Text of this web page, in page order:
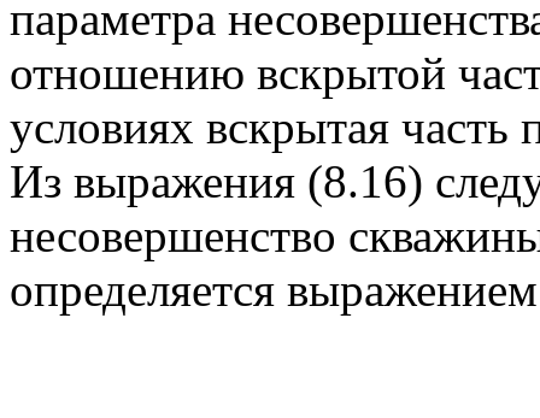
параметра
отношению вскрытой
условиях вскрытая часть
Из выражения (8.16)
несовершенство
определяется